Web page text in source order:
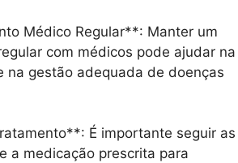
Médico Regular**: Manter um
com médicos pode ajudar na
na gestão adequada de doenças
É importante seguir as
a medicação prescrita para